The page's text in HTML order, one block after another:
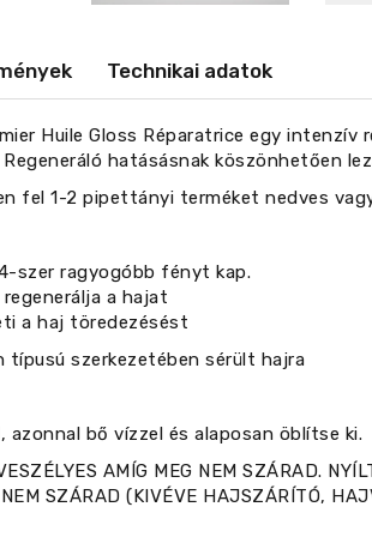
Technikai adatok
Huile Gloss Réparatrice egy
hatásásnak köszönhetően
fel 1-2 pipettányi terméket nedves
szer ragyogóbb fényt kap.
a hajat
a haj töredezésést
típusú szerkezetében sérült hajra
azonnal bő vízzel és alaposan öblítse ki.
AMÍG MEG NEM SZÁRAD.
SZÁRAD (KIVÉVE HAJSZÁRÍTÓ,